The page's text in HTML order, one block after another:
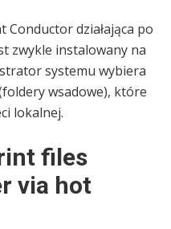
działająca po
zwykle instalowany na
systemu wybiera
wsadowe), które
lokalnej.
files
via hot